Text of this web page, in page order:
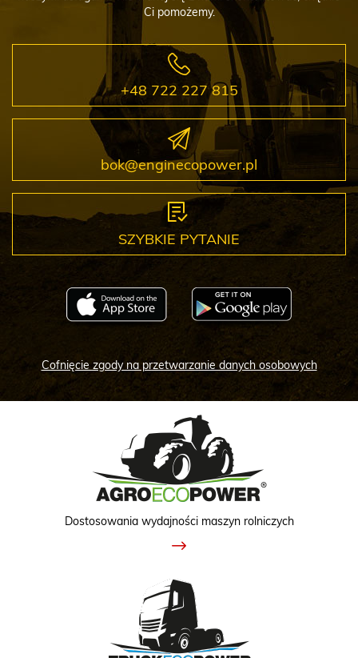
Ci pomożemy.
+48 722 227 815
bok@enginecopower.pl
SZYBKIE PYTANIE
Cofnięcie zgody na przetwarzanie danych osobowych
Dostosowania wydajności maszyn rolniczych